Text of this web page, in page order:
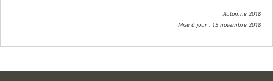
Automne 2018
Mise à jour : 15 novembre 2018